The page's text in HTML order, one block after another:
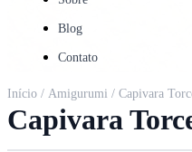
Blog
Contato
Início / Amigurumi / Capivara
Capivara